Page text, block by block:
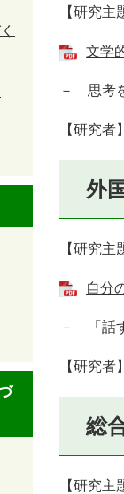
【研究主
文学
－ 思考
【研究
外
【研究主
自分
－ 「話
【研究
総
【研究主